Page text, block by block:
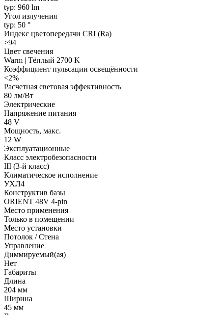
typ: 960 lm
Угол излучения
typ: 50 °
Индекс цветопередачи CRI (Ra)
>94
Цвет свечения
Warm | Тёплый 2700 K
Коэффициент пульсации освещённости
<2%
Расчетная световая эффективность
80 лм/Вт
Электрические
Напряжение питания
48 V
Мощность, макс.
12 W
Эксплуатационные
Класс электробезопасности
III (3-й класс)
Климатическое исполнение
УХЛ4
Конструктив базы
ORIENT 48V 4-pin
Место применения
Только в помещении
Место установки
Потолок / Cтена
Управление
Диммируемый(ая)
Нет
Габариты
Длина
204 мм
Ширина
45 мм